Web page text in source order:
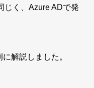
じく、Azure ADで発
解説しました。